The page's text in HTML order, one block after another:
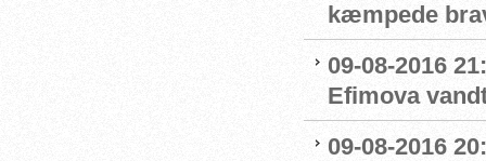
kæmpede
09-08-2016
Efimova
09-08-2016